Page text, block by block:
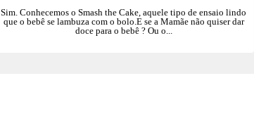
Sim. Conhecemos o Smash the Cake, aquele tipo de ensaio lindo
que o bebê se lambuza com o bolo.E se a Mamãe não quiser dar
doce para o bebê ? Ou o...